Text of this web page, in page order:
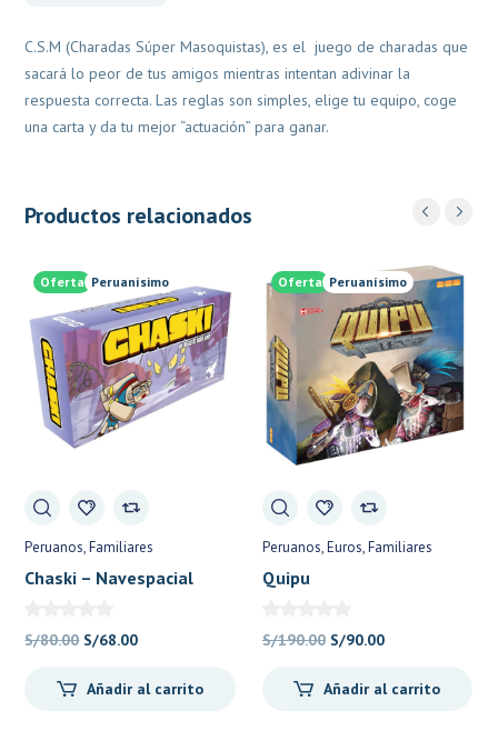
C.S.M (Charadas Súper Masoquistas), es el juego de charadas que
sacará lo peor de tus amigos mientras intentan adivinar la
respuesta correcta. Las reglas son simples, elige tu equipo, coge
una carta y da tu mejor “actuación” para ganar.
Productos relacionados
Oferta Peruanísimo
Peruanos Familiares
Chaski – Navespacial
S/80.00 El
original
S/68.00El
actual
Añadir al carrito
Oferta Peruanísimo
Peruanos Euros Familiares
Quipu
S/190.00 El
original
S/90.00El
actual
Añadir al carrito